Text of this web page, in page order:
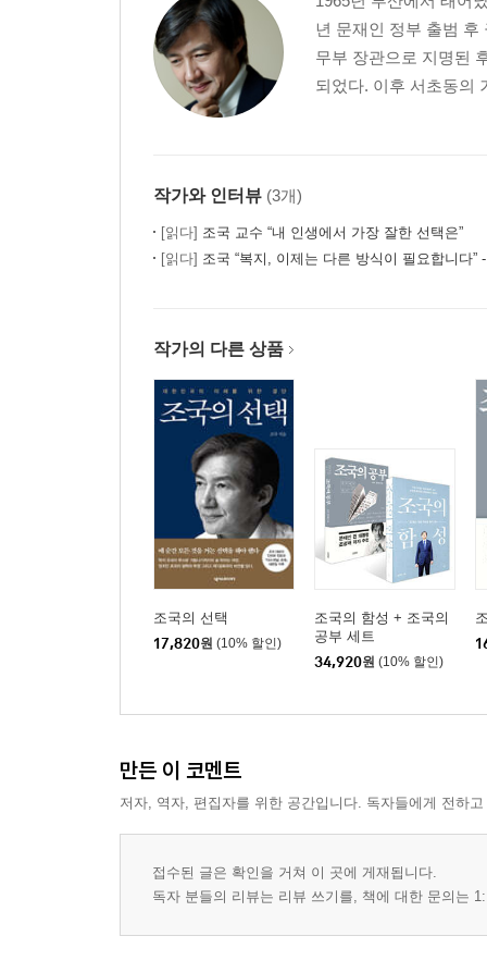
년 문재인 정부 출범
무부 장관으로 지명된
되었다. 이후 서초동의
작가와 인터뷰 (3개)
[읽다] 조국 교수 “내 인생에서 가장 잘한 선택은”
[읽다] 조국 “복지, 이제는 다른 방식이 필요합니다” - 『조국,
작가의 다른 상품
조국의 선택
17,820원 (10% 할인)
조국의 함성 + 조국의
공부 세트
34,920원 (10% 할인)
만든 이 코멘트
저자, 역자, 편집자를 위한 공간입니다. 독자들에게 전하
접수된 글은 확인을 거쳐 이 곳에 게재됩니다.
독자 분들의 리뷰는 리뷰 쓰기를, 책에 대한 문의는